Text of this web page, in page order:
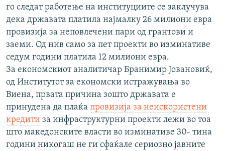
го следат работење на институциите се заклучува
дека државата платила најмалку 26 милиони евра
провизија за неповлечени пари од грантови и
заеми. Од нив само за пет проекти во изминативе
седум години платила 12 милиони евра.
За економскиот аналитичар Бранимир Јовановиќ,
од Институтот за економски истражувања во
Виена, првата причина зошто државата е
принудена да плаќа провизија за неискористени
кредити за инфраструктурни проекти лежи во тоа
што македонските власти во изминативе 30- тина
години никогаш не ги сфаќале сериозно јавните